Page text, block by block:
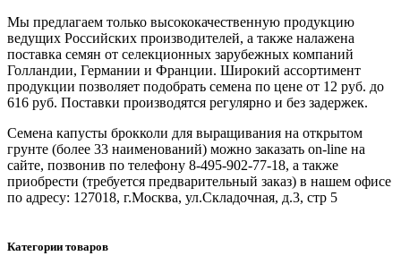
Мы предлагаем только высококачественную продукцию
ведущих Российских производителей, а также налажена
поставка семян от селекционных зарубежных компаний
Голландии, Германии и Франции. Широкий ассортимент
продукции позволяет подобрать семена по цене от 12 руб. до
616 руб. Поставки производятся регулярно и без задержек.
Семена капусты брокколи для выращивания на открытом
грунте (более 33 наименований) можно заказать on-line на
сайте, позвонив по телефону 8-495-902-77-18, а также
приобрести (требуется предварительный заказ) в нашем офисе
по адресу: 127018, г.Москва, ул.Складочная, д.3, стр 5
Категории товаров